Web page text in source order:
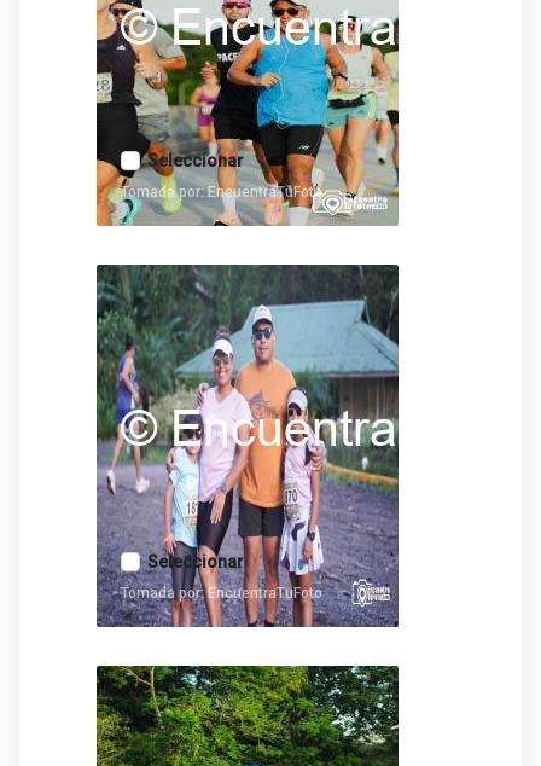
Seleccionar
Tomada por: EncuentraTuFoto
Seleccionar
Tomada por: EncuentraTuFoto